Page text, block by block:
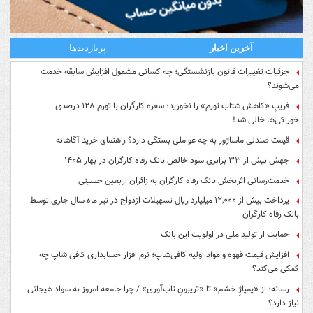
آخرین اخبار پربازدیدها
جزئیات تغییرات قانون بازنشستگی؛ چه کسانی مشمول افزایش سابقه خدمت
می‌شوند؟
فریبِ «کاهش شتاب تورم» را نخورید؛ سفره کارگران با تورم ۱۲۸ درصدی
خوراکی‌ها خالی شد!
قیمت صندلی ماساژور به چه عواملی بستگی دارد؟ راهنمای خرید آگاهانه
جهش بیش از ۳۳ برابری سود خالص بانک رفاه کارگران در بهار ۱۴۰۵
خدمت‌رسانی اثربخش بانک رفاه کارگران به زائران اربعین حسینی
پرداخت بیش از ۱۲,۰۰۰ میلیارد ریال تسهیلات ازدواج در تیر ماه سال جاری توسط
بانک رفاه کارگران
حمایت از تولید ملی در اولویت این بانک
افزایش قیمت قهوه و مواد اولیه کافی‌شاپ؛ نرم افزار حسابداری کافی شاپ چه
کمکی می‌کند؟
رسانه؛ از «پمپاژِ خشم» تا «تریبونِ تاب‌آوری» / چرا جامعه امروز به سوادِ هیجانی
نیاز دارد؟